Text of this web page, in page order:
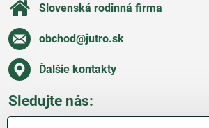
Slovenská rodinná firma
obchod​@jutro​.sk
Ďalšie kontakty
Sledujte nás: